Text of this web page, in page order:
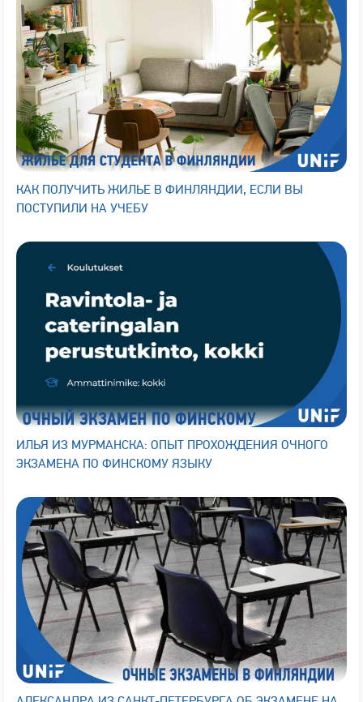
КАК ПОЛУЧИТЬ ЖИЛЬЕ В ФИНЛЯНДИИ, ЕСЛИ ВЫ
ПОСТУПИЛИ НА УЧЕБУ
ИЛЬЯ ИЗ МУРМАНСКА: ОПЫТ ПРОХОЖДЕНИЯ ОЧНОГО
ЭКЗАМЕНА ПО ФИНСКОМУ ЯЗЫКУ